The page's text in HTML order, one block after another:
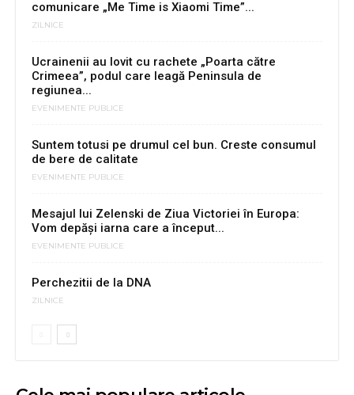
comunicare „Me Time is Xiaomi Time”...
ZILNICE
Ucrainenii au lovit cu rachete „Poarta către
Crimeea”, podul care leagă Peninsula de
regiunea...
EVENIMENTE PUBLICE
Suntem totusi pe drumul cel bun. Creste consumul
de bere de calitate
EVENIMENTE PUBLICE
Mesajul lui Zelenski de Ziua Victoriei în Europa:
Vom depăşi iarna care a început...
EVENIMENTE PUBLICE
Perchezitii de la DNA
ZILNICE